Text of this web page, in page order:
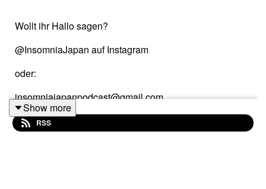
Wollt ihr Hallo sagen?
@InsomniaJapan auf Instagram
oder:
insomniajapanpodcast@gmail.com
Show more
RSS